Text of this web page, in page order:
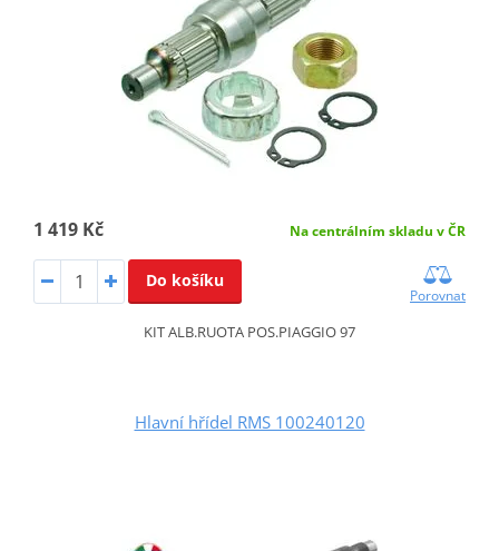
1 419 Kč Na centrálním skladu v ČR
Do košíku
Porovnat
KIT ALB.RUOTA POS.PIAGGIO 97
Hlavní hřídel RMS 100240120